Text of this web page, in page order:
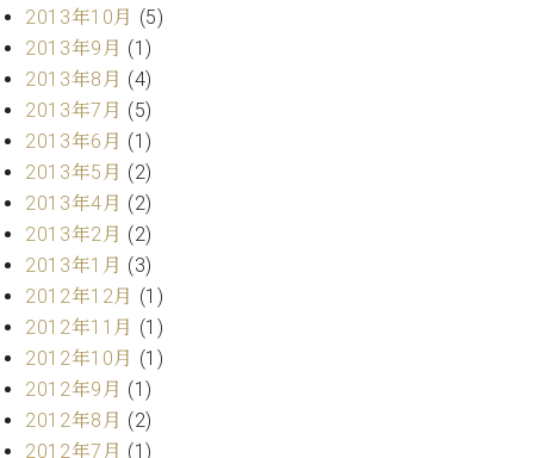
2013年10月 (5)
2013年9月 (1)
2013年8月 (4)
2013年7月 (5)
2013年6月 (1)
2013年5月 (2)
2013年4月 (2)
2013年2月 (2)
2013年1月 (3)
2012年12月 (1)
2012年11月 (1)
2012年10月 (1)
2012年9月 (1)
2012年8月 (2)
2012年7月 (1)